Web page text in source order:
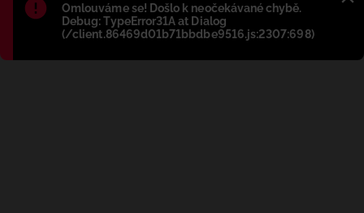
Błąd:
Omlouváme se! Došlo k neočekávané chybě.
Debug: TypeError31A at Dialog
(/client.86469d01b71bbdbe9516.js:2307:698)